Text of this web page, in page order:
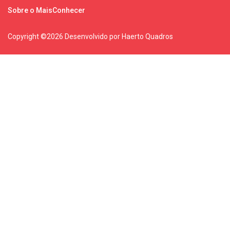
Sobre o MaisConhecer
Copyright ©2026 Desenvolvido por Haerto Quadros